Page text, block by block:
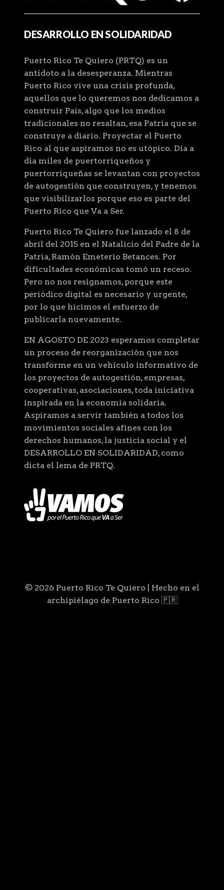
DESARROLLO EN SOLIDARIDAD
Puerto Rico Te Quiero (PRTQ) es un
antídoto a la desesperanza. Mientras
Puerto Rico vive una crisis profunda,
aquellos que lo queremos nos dedicamos a
construir País, algo que los medios
tradicionales no resaltan, esa Patria que se
construye a diario. Proyectar el Puerto
Rico al que aspiramos no es utópico. Día a
día miles de puertorriqueños y
puertorriqueñas se levantan con proyectos
de autogestión que construyen, y tenemos
que visibilizarlos porque eso es parte del
Puerto Rico que Va a Ser.
Puerto Rico Te Quiero fue lanzado el 8 de
abril del 2015 en el Natalicio del Padre de la
Patria, Ramón Emeterio Betances. Por
dificultades económicas tomó un receso.
Pero no nos resignamos, porque este
periódico digital es necesario y urgente,
por lo que hicimos el esfuerzo de
publicarla nuevamente.
EN AGOSTO DE 2023 esperamos completar
un proceso de reorganización que nos
transforme en un vehículo informativo de
los proyectos de autogestión, empresas,
cooperativas, asociaciones, toda iniciativa
inspirada en la economía solidaria.
Aspiramos a servir también a todos los
movimientos sociales afines con los
derechos humanos, la justicia social y el
DESARROLLO EN SOLIDARIDAD, como
dicta el lema de PRTQ.
© 2026 Puerto Rico Te Quiero | Hecho en el
archipiélago de Puerto Rico 🇵🇷